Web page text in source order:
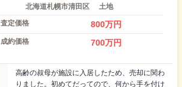
北海道札幌市清田区
土地
査定価格
800万円
成約価格 700万円
高齢の叔母が施設に入居したため、売却に関わ
りました。初めてだってので、何から手を付け